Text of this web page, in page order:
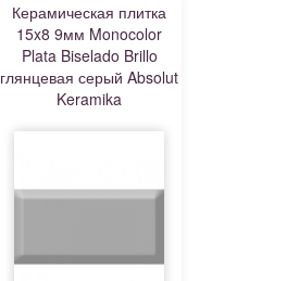
Керамическая плитка
15x8 9мм Monocolor
Plata Biselado Brillo
глянцевая серый Absolut
Keramika